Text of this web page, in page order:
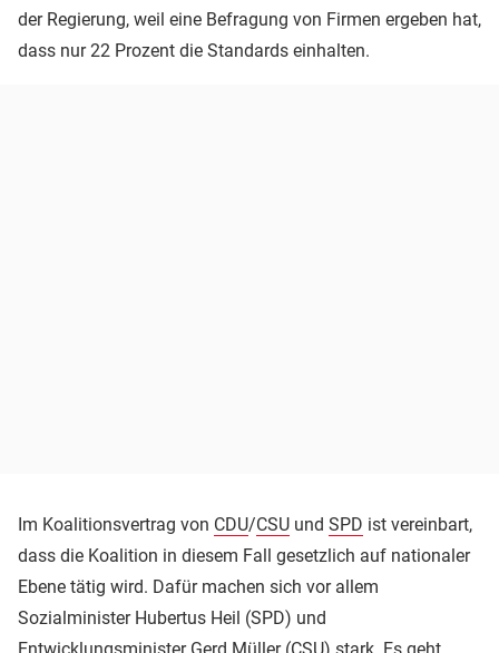
der Regierung, weil eine Befragung von Firmen ergeben hat,
dass nur 22 Prozent die Standards einhalten.
Im Koalitionsvertrag von CDU/CSU und SPD ist vereinbart,
dass die Koalition in diesem Fall gesetzlich auf nationaler
Ebene tätig wird. Dafür machen sich vor allem
Sozialminister Hubertus Heil (SPD) und